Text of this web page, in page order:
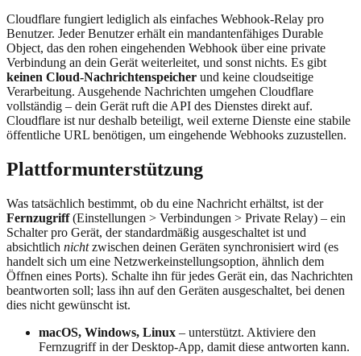
Cloudflare fungiert lediglich als einfaches Webhook-Relay pro
Benutzer. Jeder Benutzer erhält ein mandantenfähiges Durable
Object, das den rohen eingehenden Webhook über eine private
Verbindung an dein Gerät weiterleitet, und sonst nichts. Es gibt
keinen Cloud-Nachrichtenspeicher und keine cloudseitige
Verarbeitung. Ausgehende Nachrichten umgehen Cloudflare
vollständig – dein Gerät ruft die API des Dienstes direkt auf.
Cloudflare ist nur deshalb beteiligt, weil externe Dienste eine stabile
öffentliche URL benötigen, um eingehende Webhooks zuzustellen.
Plattformunterstützung
Was tatsächlich bestimmt, ob du eine Nachricht erhältst, ist der
Fernzugriff(Einstellungen > Verbindungen > Private Relay) – ein
Schalter pro Gerät, der standardmäßig ausgeschaltet ist und
absichtlich nichtzwischen deinen Geräten synchronisiert wird (es
handelt sich um eine Netzwerkeinstellungsoption, ähnlich dem
Öffnen eines Ports). Schalte ihn für jedes Gerät ein, das Nachrichten
beantworten soll; lass ihn auf den Geräten ausgeschaltet, bei denen
dies nicht gewünscht ist.
macOS, Windows, Linux – unterstützt. Aktiviere den
Fernzugriff in der Desktop-App, damit diese antworten kann.